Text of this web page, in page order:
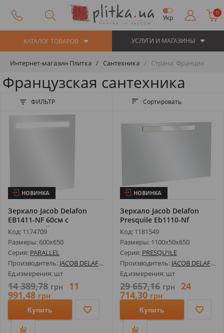
Укр
0
КАТАЛОГ ТОВАРОВ УСЛУГИ И МАГАЗИНЫ
Интернет-магазин Плитка Сантехника Страна: Франция
Французская сантехника
ФИЛЬТР Сортировать
НОВИНКА
Зеркало Jacob Delafon
EB1411-NF 60см с
Подсветкой 70...
Код: 1174709
Размеры: 600х650
Серия: PARALLEL
Производитель: JACOB DELAFON
Ед.измерения: шт
14 389,78 грн 11
991,48 грн
Купить
НОВИНКА
Зеркало Jacob Delafon
Presquile Eb1110-Nf
Код: 1181549
Размеры: 1100х50х650
Серия: PRESQU'ILE
Производитель: JACOB DELAFON
Ед.измерения: шт
29 657,16 грн 24
714,30 грн
Купить